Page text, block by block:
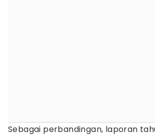
Sebagai perbandingan, laporan